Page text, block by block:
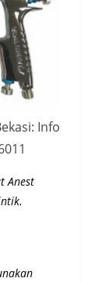
Info
Anest